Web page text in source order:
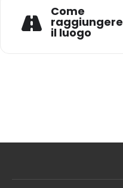
Come
raggiungere
il luogo